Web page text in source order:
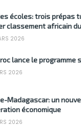
écoles: trois prépas
classement africain
2026
lance le programme
2026
Madagascar: un
économique
2026